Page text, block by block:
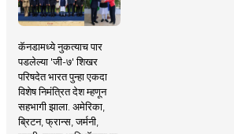
कॅनडामध्ये नुकत्याच पार
पडलेल्या 'जी-७' शिखर
परिषदेत भारत पुन्हा एकदा
विशेष निमंत्रित देश म्हणून
सहभागी झाला. अमेरिका,
ब्रिटन, फ्रान्स, जर्मनी,